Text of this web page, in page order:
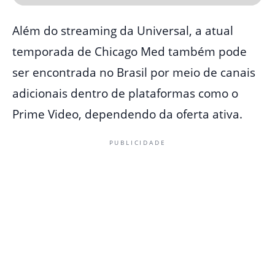
Além do streaming da Universal, a atual
temporada de Chicago Med também pode
ser encontrada no Brasil por meio de canais
adicionais dentro de plataformas como o
Prime Video, dependendo da oferta ativa.
PUBLICIDADE